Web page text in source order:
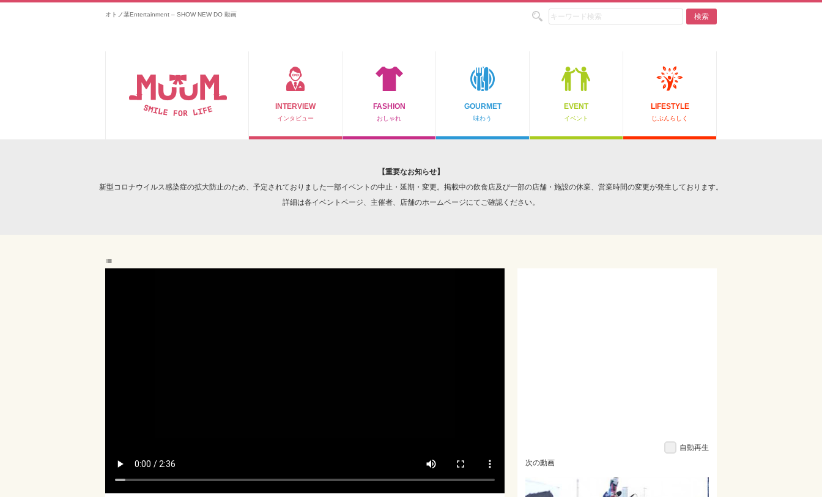
オトノ葉Entertainment – SHOW NEW DO 動画 検索
INTERVIEW
インタビュー
FASHION
おしゃれ
GOURMET
味わう
EVENT
イベント
LIFESTYLE
じぶんらしく
【重要なお知らせ】
新型コロナウイルス感染症の拡大防止のため、予定されておりました一部イベントの中止・延期・変更。掲載中の飲食店及び一部の店舗・施設の休業、営業時間の変更が発生しております。
詳細は各イベントページ、主催者、店舗のホームページにてご確認ください。

自動再生
次の動画